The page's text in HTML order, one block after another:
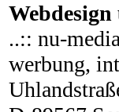
..:: nu-
werbung,